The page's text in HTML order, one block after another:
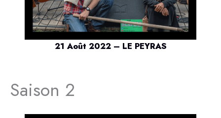
21 Août 2022 – LE PEYRAS
Saison 2